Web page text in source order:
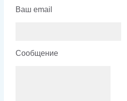
Ваш email
Сообщение